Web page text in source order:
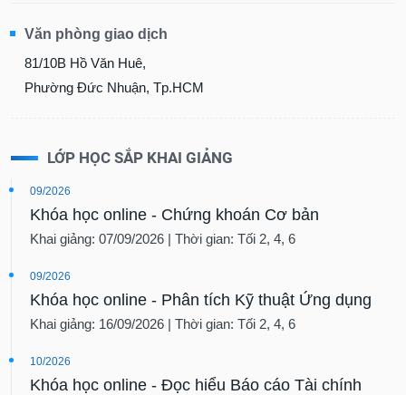
Văn phòng giao dịch
81/10B Hồ Văn Huê,
Phường Đức Nhuận, Tp.HCM
LỚP HỌC SẮP KHAI GIẢNG
09/2026
Khóa học online - Chứng khoán Cơ bản
Khai giảng: 07/09/2026 | Thời gian: Tối 2, 4, 6
09/2026
Khóa học online - Phân tích Kỹ thuật Ứng dụng
Khai giảng: 16/09/2026 | Thời gian: Tối 2, 4, 6
10/2026
Khóa học online - Đọc hiểu Báo cáo Tài chính